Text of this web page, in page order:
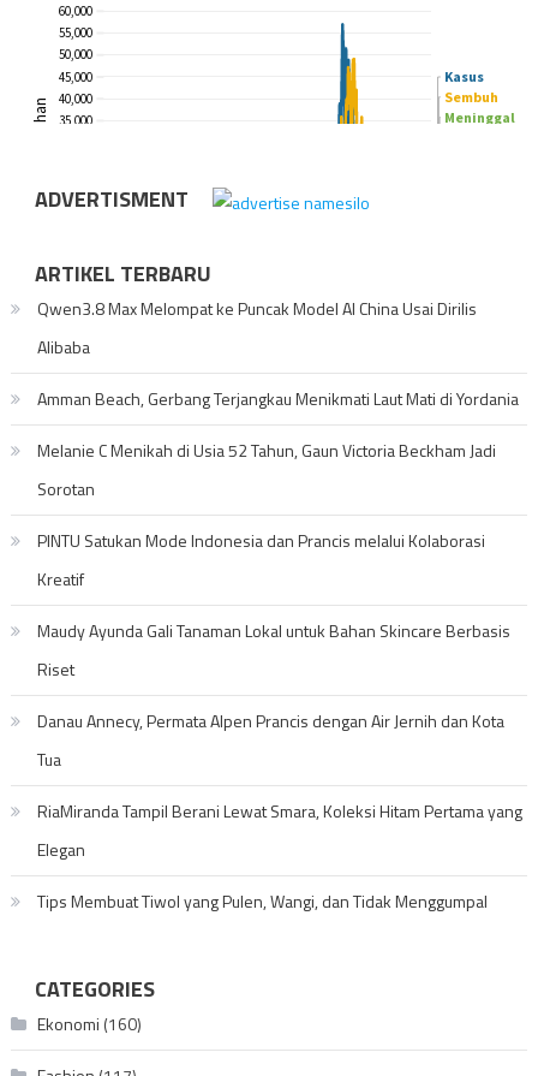
ADVERTISMENT
ARTIKEL TERBARU
Qwen3.8 Max Melompat ke Puncak Model AI China Usai Dirilis
Alibaba
Amman Beach, Gerbang Terjangkau Menikmati Laut Mati di Yordania
Melanie C Menikah di Usia 52 Tahun, Gaun Victoria Beckham Jadi
Sorotan
PINTU Satukan Mode Indonesia dan Prancis melalui Kolaborasi
Kreatif
Maudy Ayunda Gali Tanaman Lokal untuk Bahan Skincare Berbasis
Riset
Danau Annecy, Permata Alpen Prancis dengan Air Jernih dan Kota
Tua
RiaMiranda Tampil Berani Lewat Smara, Koleksi Hitam Pertama yang
Elegan
Tips Membuat Tiwol yang Pulen, Wangi, dan Tidak Menggumpal
CATEGORIES
Ekonomi (160)